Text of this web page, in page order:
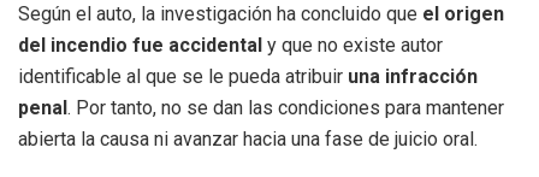
Según el auto, la investigación ha concluido que el origen
del incendio fue accidental y que no existe autor
identificable al que se le pueda atribuir una infracción
penal. Por tanto, no se dan las condiciones para mantener
abierta la causa ni avanzar hacia una fase de juicio oral.